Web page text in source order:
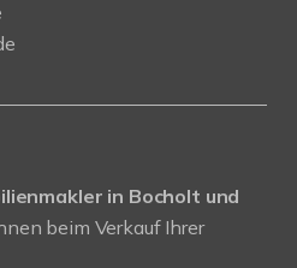
in Bocholt und
beim Verkauf Ihrer